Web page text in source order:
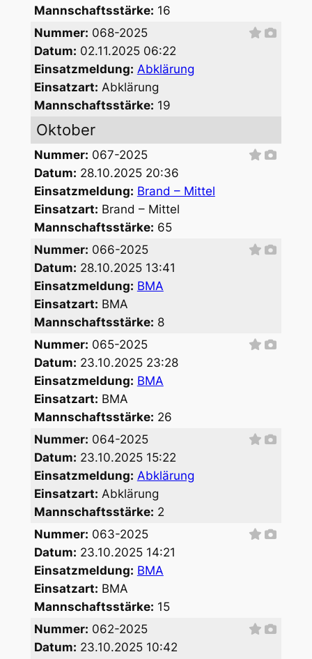
Mannschaftsstärke: 16
Nummer: 068-2025
Datum: 02.11.2025 06:22
Einsatzmeldung: Abklärung
Einsatzart: Abklärung
Mannschaftsstärke: 19
Oktober
Nummer: 067-2025
Datum: 28.10.2025 20:36
Einsatzmeldung: Brand – Mittel
Einsatzart: Brand – Mittel
Mannschaftsstärke: 65
Nummer: 066-2025
Datum: 28.10.2025 13:41
Einsatzmeldung: BMA
Einsatzart: BMA
Mannschaftsstärke: 8
Nummer: 065-2025
Datum: 23.10.2025 23:28
Einsatzmeldung: BMA
Einsatzart: BMA
Mannschaftsstärke: 26
Nummer: 064-2025
Datum: 23.10.2025 15:22
Einsatzmeldung: Abklärung
Einsatzart: Abklärung
Mannschaftsstärke: 2
Nummer: 063-2025
Datum: 23.10.2025 14:21
Einsatzmeldung: BMA
Einsatzart: BMA
Mannschaftsstärke: 15
Nummer: 062-2025
Datum: 23.10.2025 10:42